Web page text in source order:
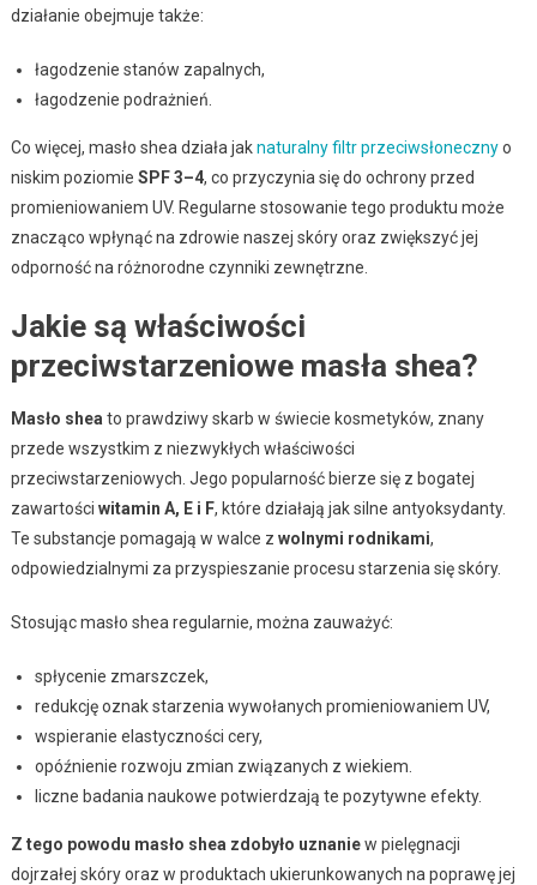
działanie obejmuje także:
łagodzenie stanów zapalnych,
łagodzenie podrażnień.
Co więcej, masło shea działa jaknaturalny filtr przeciwsłonecznyo
niskim poziomie SPF 3–4, co przyczynia się do ochrony przed
promieniowaniem UV. Regularne stosowanie tego produktu może
znacząco wpłynąć na zdrowie naszej skóry oraz zwiększyć jej
odporność na różnorodne czynniki zewnętrzne.
Jakie są właściwości
przeciwstarzeniowe masła shea?
Masło shea to prawdziwy skarb w świecie kosmetyków, znany
przede wszystkim z niezwykłych właściwości
przeciwstarzeniowych. Jego popularność bierze się z bogatej
zawartości witamin A, E i F, które działają jak silne antyoksydanty.
Te substancje pomagają w walce z wolnymi rodnikami,
odpowiedzialnymi za przyspieszanie procesu starzenia się skóry.
Stosując masło shea regularnie, można zauważyć:
spłycenie zmarszczek,
redukcję oznak starzenia wywołanych promieniowaniem UV,
wspieranie elastyczności cery,
opóźnienie rozwoju zmian związanych z wiekiem.
liczne badania naukowe potwierdzają te pozytywne efekty.
Z tego powodu masło shea zdobyło uznaniew pielęgnacji
dojrzałej skóry oraz w produktach ukierunkowanych na poprawę jej